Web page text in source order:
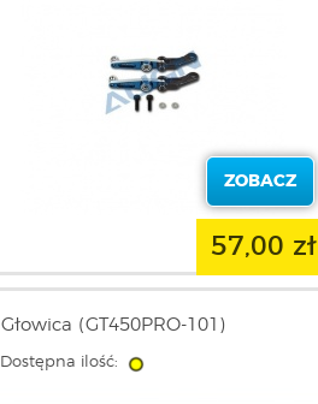
ZOBACZ
57,00 zł
Głowica (GT450PRO-101)
Dostępna ilość: